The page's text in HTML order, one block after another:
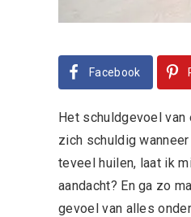
Facebook
Het schuldgevoel van
zich schuldig
teveel huilen, laat ik
aandacht? En ga zo
gevoel van alles